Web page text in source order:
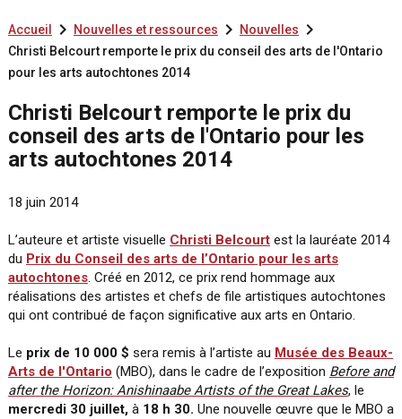
Accueil  Nouvelles et ressources Nouvelles
Christi Belcourt remporte le prix du conseil des arts de l'Ontario
pour les arts autochtones 2014
Christi Belcourt remporte le prix du
conseil des arts de l'Ontario pour les
arts autochtones 2014
18 juin 2014
L’auteure et artiste visuelle Christi Belcourtest la lauréate 2014
du Prix du Conseil des arts de l’Ontario pour les arts
autochtones. Créé en 2012, ce prix rend hommage aux
réalisations des artistes et chefs de file artistiques autochtones
qui ont contribué de façon significative aux arts en Ontario.
Le prix de 10 000 $ sera remis à l’artiste au Musée des Beaux-
Arts de l'Ontario (MBO), dans le cadre de l’exposition Before and
after the Horizon: Anishinaabe Artists of the Great Lakes, le
mercredi 30 juillet, à18 h 30. Une nouvelle œuvre que le MBO a